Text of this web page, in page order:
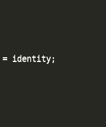
= identity;